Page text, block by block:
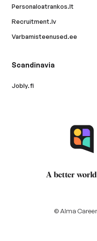
Personaloatrankos.lt
Recruitment.lv
Varbamisteenused.ee
Scandinavia
Jobly.fi
A better
© Alma